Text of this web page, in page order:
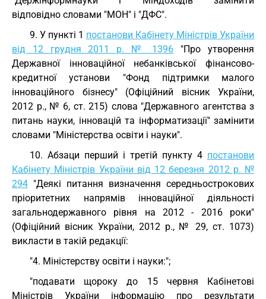
відповідно словами "МОН" і "ДФС".
9. У пункті 1 постанови Кабінету Міністрів України
від 12 грудня 2011 р. № 1396 "Про утворення
Державної інноваційної небанківської фінансово-
кредитної установи "Фонд підтримки малого
інноваційного бізнесу" (Офіційний вісник України,
2012 р., № 6, ст. 215) слова "Державного агентства з
питань науки, інновацій та інформатизації" замінити
словами "Міністерства освіти і науки".
10. Абзаци перший і третій пункту 4 постанови
Кабінету Міністрів України від 12 березня 2012 р. №
294 "Деякі питання визначення середньострокових
пріоритетних напрямів інноваційної діяльності
загальнодержавного рівня на 2012 - 2016 роки"
(Офіційний вісник України, 2012 р., № 29, ст. 1073)
викласти в такій редакції:
"4. Міністерству освіти і науки:";
"подавати щороку до 15 червня Кабінетові
Міністрів України інформацію про результати